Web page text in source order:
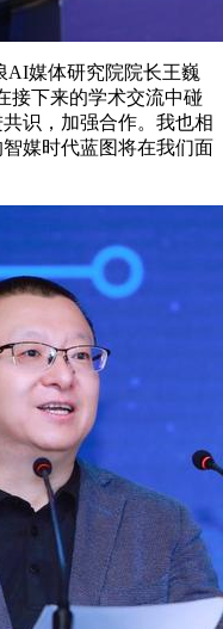
媒体研究院院长王巍
接下来的学术交流中碰
识，加强合作。我也相
媒时代蓝图将在我们面